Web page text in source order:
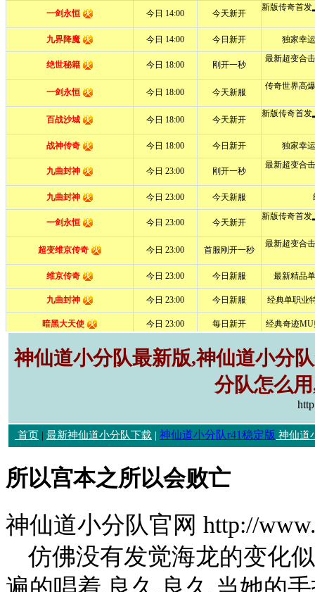
神仙道小分队最新版,神仙道小分
分队怎么
首页 | 最新神仙道小分队下载 | 神仙道小分队r41稳定版 神仙道
所以宫本之所以会败亡
神仙道小分队官网 http://
仿佛没有发觉海龙的变化